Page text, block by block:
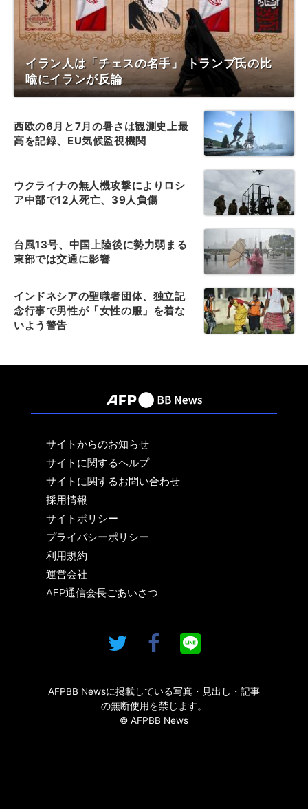
イラン人は「チェスの名手」 トランプ氏の比
喩にイランが反論
西欧の6月と7月の暑さは観測史上最
高を記録、EU気候監視機関
ウクライナの無人機攻撃によりロシ
ア中部で12人死亡、39人負傷
台風13号、中国上陸後に勢力弱まる
東部では交通に影響
インドネシアの聖職者団体、独立記
念行事で男性が「女性の服」を着な
いよう警告
サイトからのお知らせ
サイトに関するヘルプ
サイトに関するお問い合わせ
採用情報
サイトポリシー
プライバシーポリシー
利用規約
運営会社
AFP通信会長ごあいさつ
AFPBB Newsに掲載している写真・見出し・記事
の無断使用を禁じます。
© AFPBB News